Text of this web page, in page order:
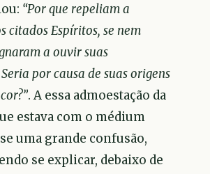
“Por que repeliam a
citados Espíritos, se nem
a ouvir suas
por causa de suas origens
. A essa admoestação da
estava com o médium
uma grande confusão,
se explicar, debaixo de